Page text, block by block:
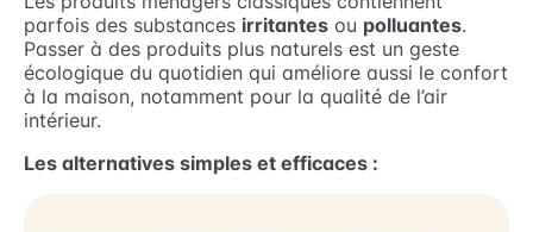
parfois des substances irritantes ou polluantes.
Passer à des produits plus naturels est un geste
écologique du quotidien qui améliore aussi le confort
à la maison, notamment pour la qualité de l’air
intérieur.
Les alternatives simples et efficaces :